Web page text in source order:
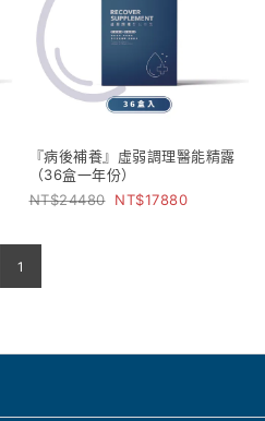
『病後補養』虛弱調理醫能精露
（36盒一年份）
24480
17880
1